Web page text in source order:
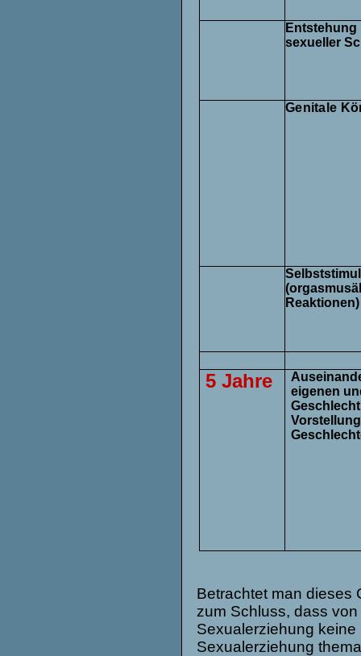
sexueller
Genitale
Reaktionen)
5 Jahre
eigenen
Betrachtet man dieses
zum Schluss, dass
Sexualerziehung
Sexualerziehung